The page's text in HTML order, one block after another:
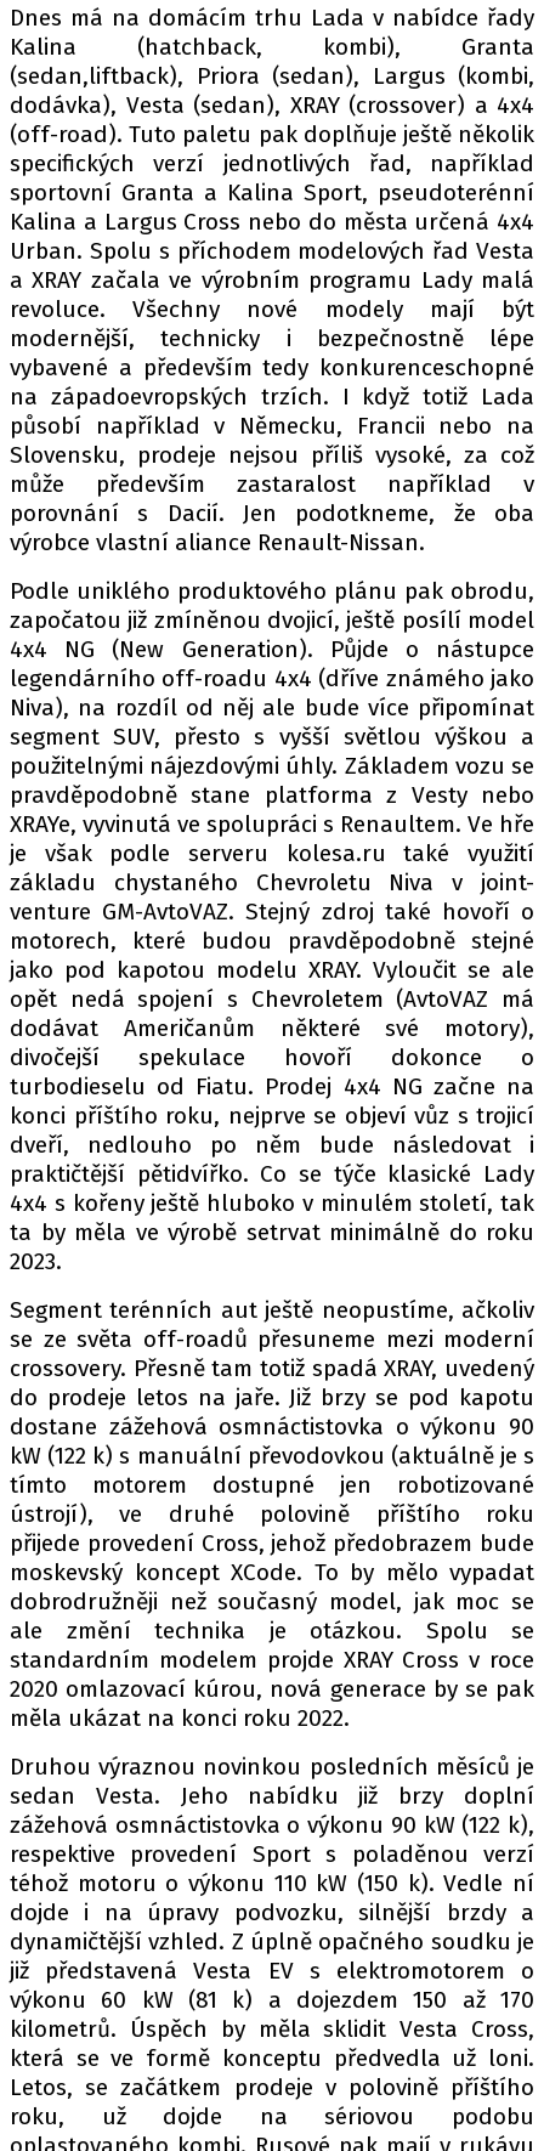
ČEŠI V AKCI
FIA CEZ & POHÁRY
MEZINÁRODNÍ SCÉNA
SLEDUJTE NÁS NA|
Máte příběh, fotku nebo video?
Pošlete e-mail na autoroad.cz
ETICKÝ KODEX
KONTAKT
VYDAVATEL
INZERCE
OSOBNÍ ÚDAJE / COOKIES
Provozovatelem serveru autoroad.cz je
INCORP MEDIA GROUP s.r.o., IČ: 118 23 054
Dnes má na domácím trhu Lada v nabídce řady
Kalina (hatchback, kombi), Granta
(sedan,liftback), Priora (sedan), Largus (kombi,
dodávka), Vesta (sedan), XRAY (crossover) a 4x4
(off-road). Tuto paletu pak doplňuje ještě několik
specifických verzí jednotlivých řad, například
sportovní Granta a Kalina Sport, pseudoterénní
Kalina a Largus Cross nebo do města určená 4x4
Urban. Spolu s příchodem modelových řad Vesta
a XRAY začala ve výrobním programu Lady malá
revoluce. Všechny nové modely mají být
modernější, technicky i bezpečnostně lépe
vybavené a především tedy konkurenceschopné
na západoevropských trzích. I když totiž Lada
působí například v Německu, Francii nebo na
Slovensku, prodeje nejsou příliš vysoké, za což
může především zastaralost například v
porovnání s Dacií. Jen podotkneme, že oba
výrobce vlastní aliance Renault-Nissan.
Podle uniklého produktového plánu pak obrodu,
započatou již zmíněnou dvojicí, ještě posílí model
4x4 NG (New Generation). Půjde o nástupce
legendárního off-roadu 4x4 (dříve známého jako
Niva), na rozdíl od něj ale bude více připomínat
segment SUV, přesto s vyšší světlou výškou a
použitelnými nájezdovými úhly. Základem vozu se
pravděpodobně stane platforma z Vesty nebo
XRAYe, vyvinutá ve spolupráci s Renaultem. Ve hře
je však podle serveru kolesa.ru také využití
základu chystaného Chevroletu Niva v joint-
venture GM-AvtoVAZ. Stejný zdroj také hovoří o
motorech, které budou pravděpodobně stejné
jako pod kapotou modelu XRAY. Vyloučit se ale
opět nedá spojení s Chevroletem (AvtoVAZ má
dodávat Američanům některé své motory),
divočejší spekulace hovoří dokonce o
turbodieselu od Fiatu. Prodej 4x4 NG začne na
konci příštího roku, nejprve se objeví vůz s trojicí
dveří, nedlouho po něm bude následovat i
praktičtější pětidvířko. Co se týče klasické Lady
4x4 s kořeny ještě hluboko v minulém století, tak
ta by měla ve výrobě setrvat minimálně do roku
2023.
Segment terénních aut ještě neopustíme, ačkoliv
se ze světa off-roadů přesuneme mezi moderní
crossovery. Přesně tam totiž spadá XRAY, uvedený
do prodeje letos na jaře. Již brzy se pod kapotu
dostane zážehová osmnáctistovka o výkonu 90
kW (122 k) s manuální převodovkou (aktuálně je s
tímto motorem dostupné jen robotizované
ústrojí), ve druhé polovině příštího roku
přijede provedení Cross, jehož předobrazem bude
moskevský koncept XCode. To by mělo vypadat
dobrodružněji než současný model, jak moc se
ale změní technika je otázkou. Spolu se
standardním modelem projde XRAY Cross v roce
2020 omlazovací kúrou, nová generace by se pak
měla ukázat na konci roku 2022.
Druhou výraznou novinkou posledních měsíců je
sedan Vesta. Jeho nabídku již brzy doplní
zážehová osmnáctistovka o výkonu 90 kW (122 k),
respektive provedení Sport s poladěnou verzí
téhož motoru o výkonu 110 kW (150 k). Vedle ní
dojde i na úpravy podvozku, silnější brzdy a
dynamičtější vzhled. Z úplně opačného soudku je
již představená Vesta EV s elektromotorem o
výkonu 60 kW (81 k) a dojezdem 150 až 170
kilometrů. Úspěch by měla sklidit Vesta Cross,
která se ve formě konceptu předvedla už loni.
Letos, se začátkem prodeje v polovině příštího
roku, už dojde na sériovou podobu